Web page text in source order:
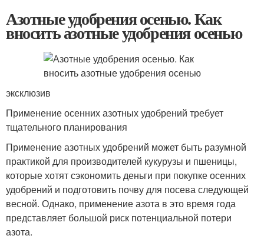
Азотные удобрения осенью. Как
вносить азотные удобрения осенью
эксклюзив
Применение осенних азотных удобрений требует
тщательного планирования
Применение азотных удобрений может быть разумной
практикой для производителей кукурузы и пшеницы,
которые хотят сэкономить деньги при покупке осенних
удобрений и подготовить почву для посева следующей
весной. Однако, применение азота в это время года
представляет большой риск потенциальной потери
азота.